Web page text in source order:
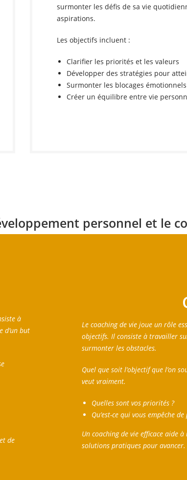
surmonter les défis de sa vie
aspirations.
Les objectifs incluent :
Clarifier les priorités et les valeurs
Développer des stratégies pour
Surmonter les blocages
Créer un équilibre entre vie
personnel et le
à
d’un but
de
Le coaching de vie joue un rôle
objectifs. Il consiste à travailler
surmonter les obstacles.
Quel que soit l’objectif que l’on
veut vraiment.
Quelles sont vos priorités ?
Qu’est-ce qui vous empêche
Un coaching de vie efficace aide
solutions pratiques pour avancer.